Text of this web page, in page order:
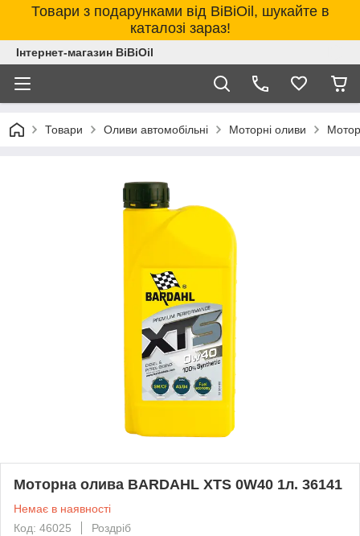
Товари з подарунками від BiBiOil, шукайте в
каталозі зараз!
Інтернет-магазин BiBiOil
Товари Оливи автомобільні Моторні оливи
Моторна олива BARDAHL XTS 0W40 1л. 36141
Немає в наявності
Код: 46025
Роздріб